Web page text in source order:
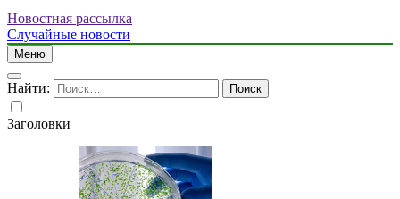
Новостная рассылка
Случайные новости
Меню
Найти:
Заголовки